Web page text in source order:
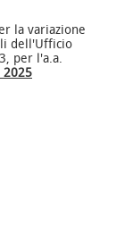
la variazione
dell'Ufficio
per l'a.a.
2025